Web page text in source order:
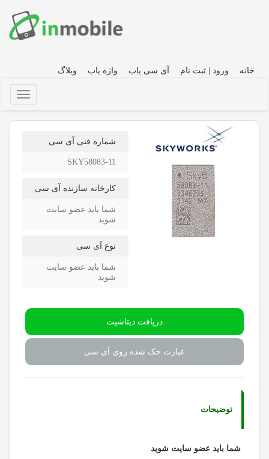
خانه ورود | ثبت نام آی سی یاب واژه یاب وبلاگ
شماره فنی آی سی
SKY58083-11
کارخانه سازنده آی سی
شما باید عضو سایت
شوید
نوع آی سی
شما باید عضو سایت
شوید
دریافت دیتاشیت
عبارت حک شده روی آی سی
توضیحات
شما باید عضو سایت شوید